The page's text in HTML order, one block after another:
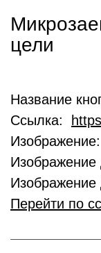
цели
Название
Ссылка:
Изображение:
Изображение
Перейти по